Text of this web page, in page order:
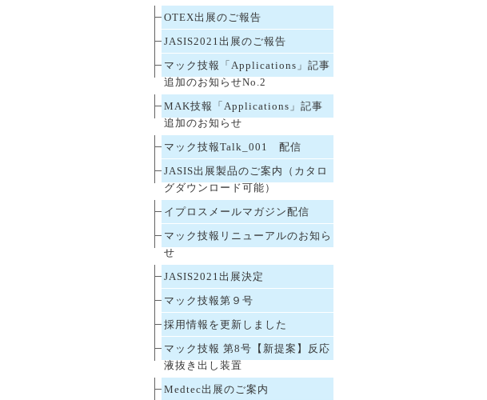
OTEX出展のご報告
JASIS2021出展のご報告
マック技報「Applications」記事
追加のお知らせNo.2
MAK技報「Applications」記事
追加のお知らせ
マック技報Talk_001 配信
JASIS出展製品のご案内（カタロ
グダウンロード可能）
イプロスメールマガジン配信
マック技報リニューアルのお知ら
せ
JASIS2021出展決定
マック技報第９号
採用情報を更新しました
マック技報 第8号【新提案】反応
液抜き出し装置
Medtec出展のご案内